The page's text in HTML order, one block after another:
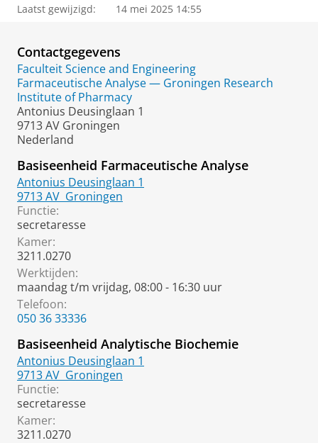
Laatst gewijzigd: 14 mei 2025 14:55
Contactgegevens
Faculteit Science and Engineering
Farmaceutische Analyse — Groningen Research
Institute of Pharmacy
Antonius Deusinglaan 1
9713 AV Groningen
Nederland
Basiseenheid Farmaceutische Analyse
Antonius Deusinglaan 1
9713 AV Groningen
Functie:
secretaresse
Kamer:
3211.0270
Werktijden:
maandag t/m vrijdag, 08:00 - 16:30 uur
Telefoon:
050 36 33336
Basiseenheid Analytische Biochemie
Antonius Deusinglaan 1
9713 AV Groningen
Functie:
secretaresse
Kamer:
3211.0270